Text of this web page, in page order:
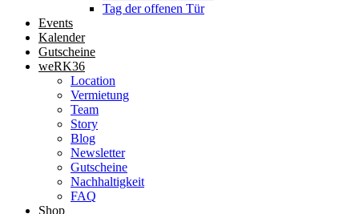
Tag der offenen Tür
Events
Kalender
Gutscheine
weRK36
Location
Vermietung
Team
Story
Blog
Newsletter
Gutscheine
Nachhaltigkeit
FAQ
Shop